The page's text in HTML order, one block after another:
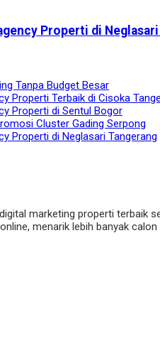
Properti di
Tanpa Budget Besar
Properti Terbaik di Cisoka
Properti di Sentul Bogor
Cluster Gading Serpong
Properti di Neglasari Tangerang
marketing properti terbaik
menarik lebih banyak